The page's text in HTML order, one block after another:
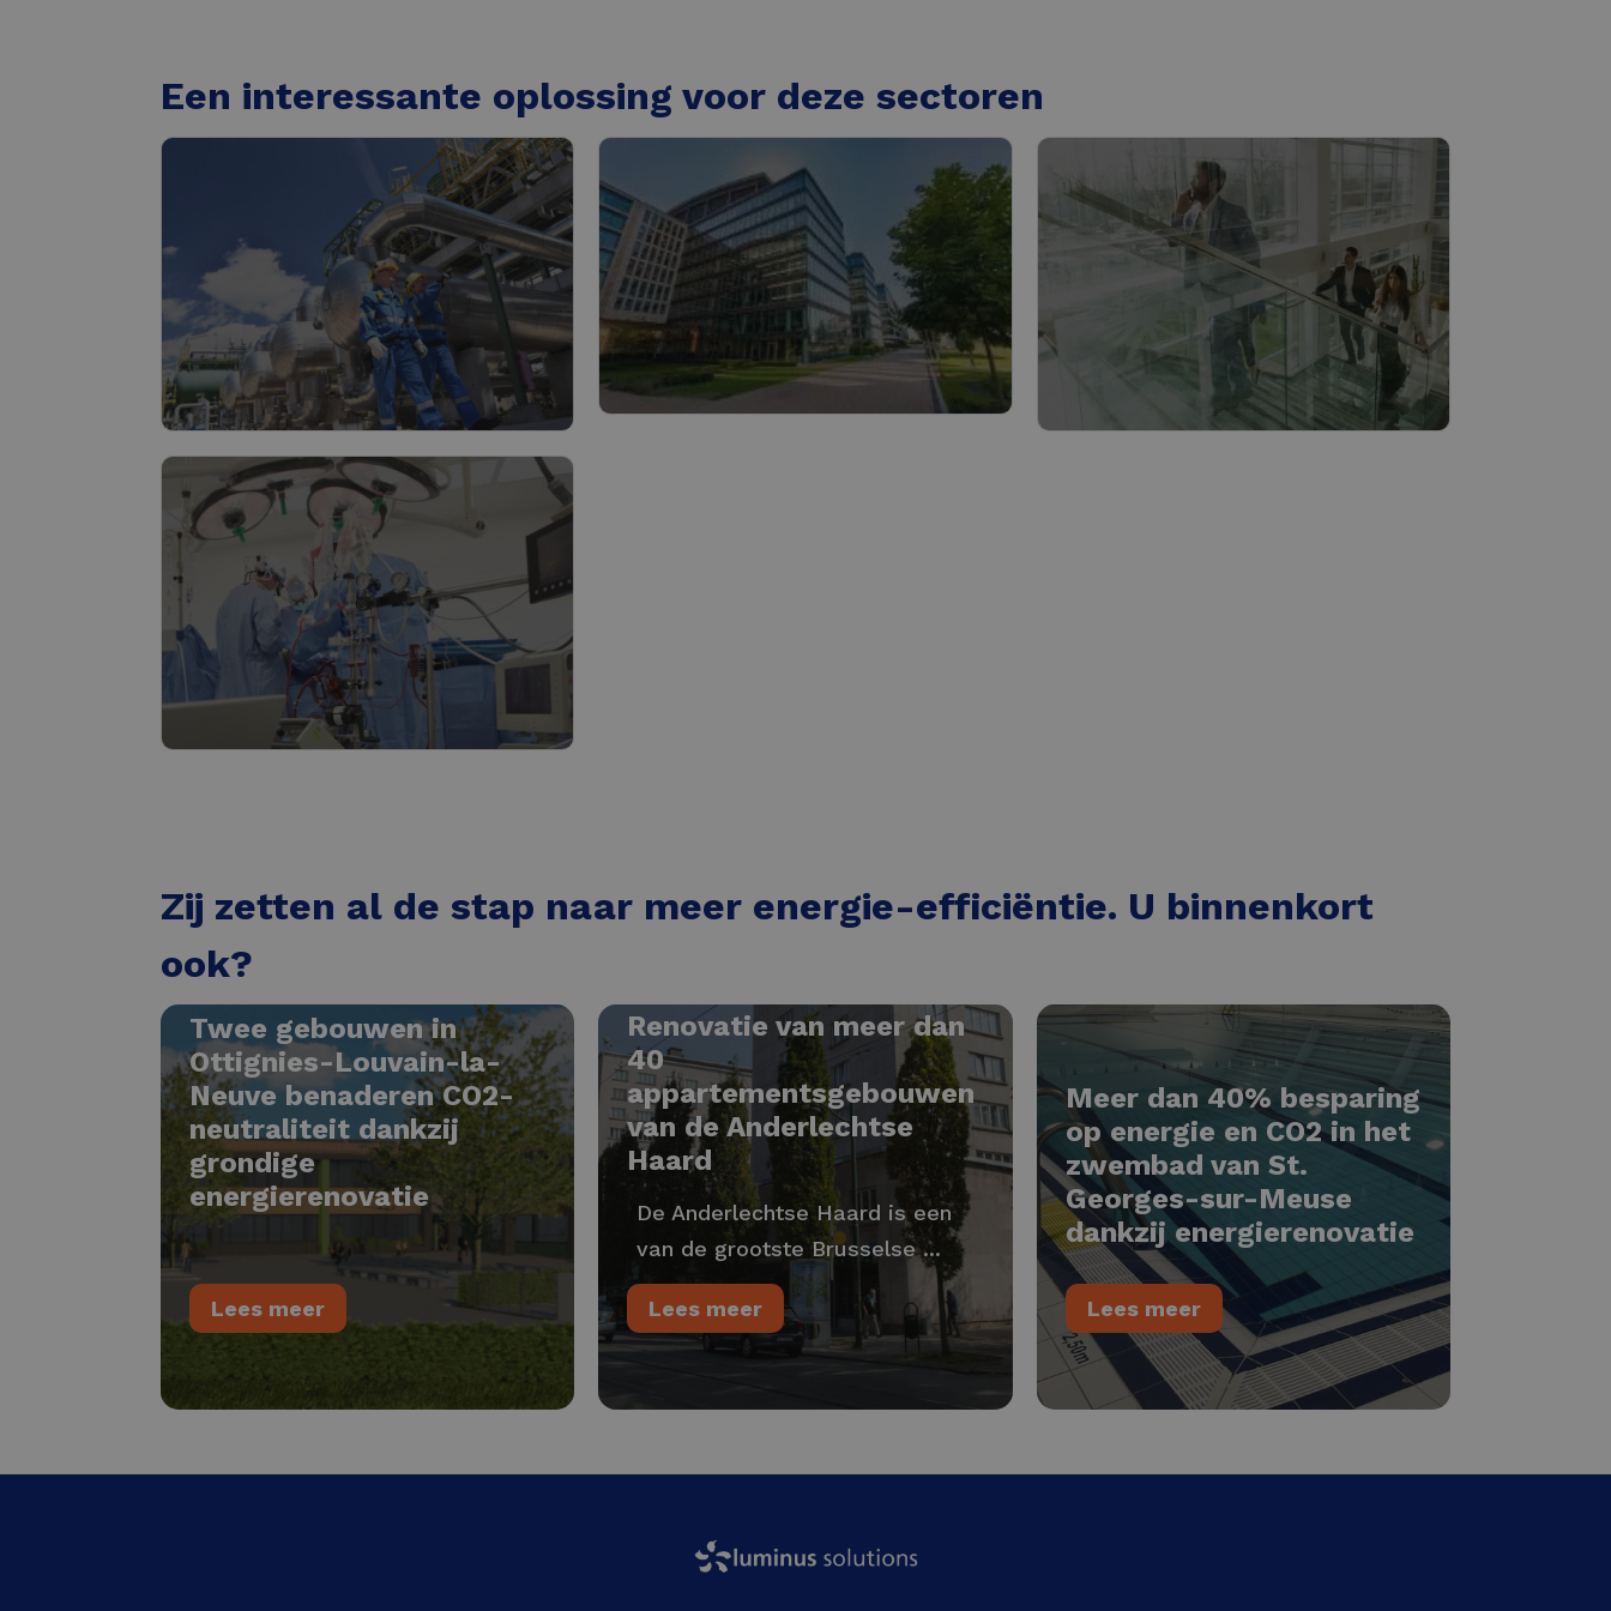
Een interessante oplossing voor deze sectoren
Industrie
Lees meer
Zij zetten al de stap naar meer energie-efficiëntie. U binnenkort
ook?
Twee gebouwen in
Ottignies-Louvain-la-
Neuve benaderen CO2-
neutraliteit dankzij
grondige
energierenovatie
Lees meer
Renovatie van meer dan
40
appartementsgebouwen
van de Anderlechtse
Haard
De Anderlechtse Haard is een
van de grootste Brusselse ...
Lees meer
Meer dan 40% besparing
op energie en CO2 in het
zwembad van St.
Georges-sur-Meuse
dankzij energierenovatie
Lees meer